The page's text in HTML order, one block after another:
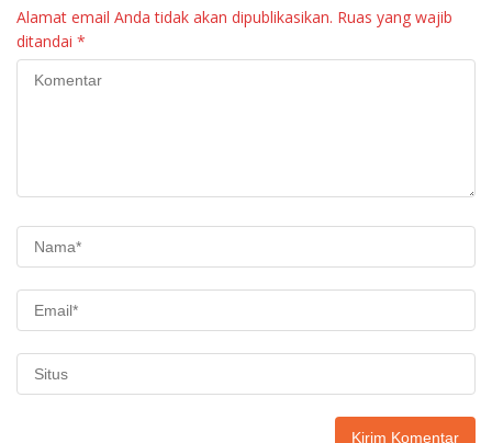
Alamat email Anda tidak akan dipublikasikan. Ruas yang wajib
ditandai *